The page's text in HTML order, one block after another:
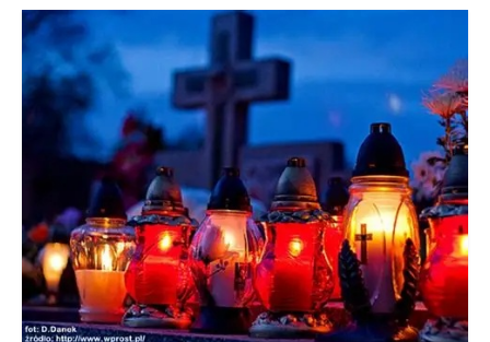
Chrystusa
Dobrego
Pasterza
Parafia
Jezusa
Chrystusa
Dobrego
Pasterza